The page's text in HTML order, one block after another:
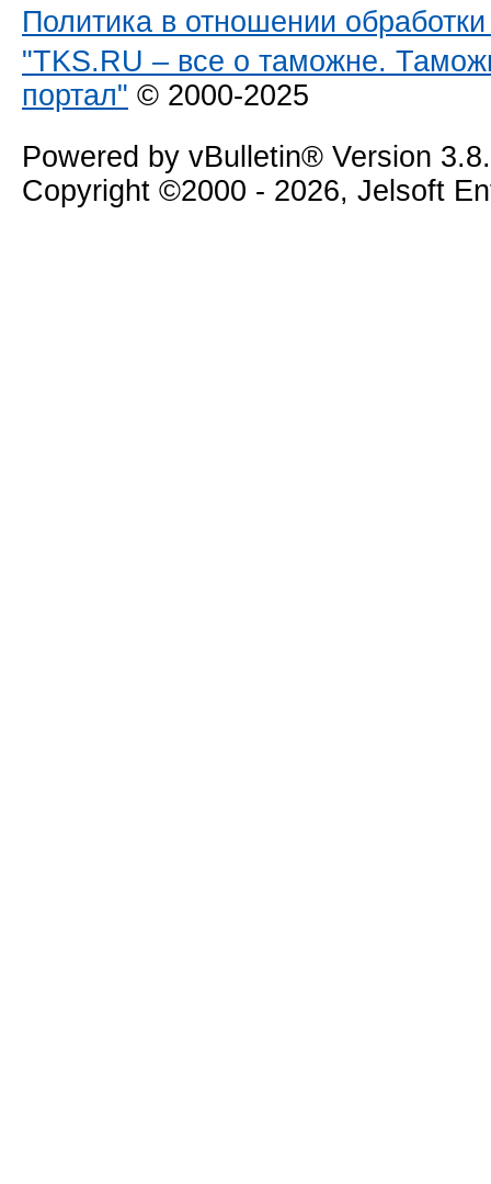
Политика в отношении
"TKS.RU – все о таможне.
портал" © 2000-2025
Powered by vBulletin® Version
Copyright ©2000 - 2026, Jelsoft